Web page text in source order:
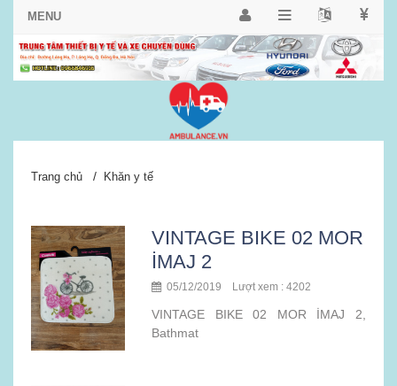
Trang chủ / Khăn y tế
VINTAGE BIKE 02 MOR
İMAJ 2
05/12/2019 Lượt xem : 4202
VINTAGE BIKE 02 MOR İMAJ 2,
Bathmat